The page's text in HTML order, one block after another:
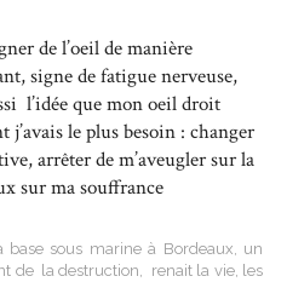
de l’oeil de manière
signe de fatigue nerveuse,
l’idée que mon oeil droit
le plus besoin : changer
arrêter de m’aveugler sur la
sur ma souffrance
base sous marine à Bordeaux, un
de la destruction, renait la vie, les